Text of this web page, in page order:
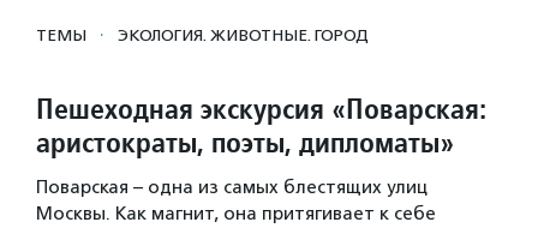
ТЕМЫ · ЭКОЛОГИЯ. ЖИВОТНЫЕ. ГОРОД
Пешеходная экскурсия «Поварская:
аристократы, поэты, дипломаты»
Поварская – одна из самых блестящих улиц
Москвы. Как магнит, она притягивает к себе